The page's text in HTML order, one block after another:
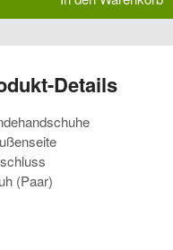
Details
(Paar)